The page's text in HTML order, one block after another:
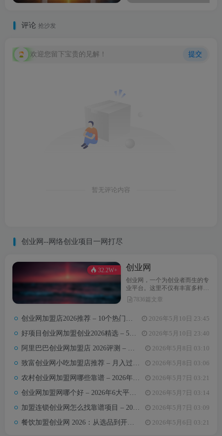
评论 抢沙发
欢迎您留下宝贵的见解！ 提交
暂无评论内容
创业网--网络创业项目一网打尽
32.2W+ 创业网
创业网，一个为创业者而生的专
业平台。这里不仅有丰富多样的
创业项目，还提供最新的创业资
讯和实用的创业指导。无论你是
富的创业达人，创业网都能为你
梦想。
7836篇文章
创业网加盟店2026推荐 – 10个热门项目月收益3-8万元真实对比 2026年5月10日 23:45
好项目创业网加盟创业2026精选 – 5万内热门项目月入3万攻略 2026年5月10日 23:40
阿里巴巴创业网加盟店 2026评测 – 哪些项目值得加盟+真实费用全解析 2026年5月8日 03:10
致富创业网小吃加盟店推荐 – 月入过万的6类小吃项目及选址避坑要点 2026年5月8日 03:06
农村创业网加盟网哪些靠谱 – 2026年5大平台测评与避坑手册 2026年5月7日 03:21
创业网加盟网哪个好 – 2026年6大平台实测对比与选择建议 2026年5月7日 03:14
加盟连锁创业网怎么找靠谱项目 – 2026年避坑指南与推荐平台 2026年5月7日 03:09
餐饮加盟创业网 2026：从选品到开店，10万以内最值得加盟的7个餐饮品类 2026年5月6日 03:21